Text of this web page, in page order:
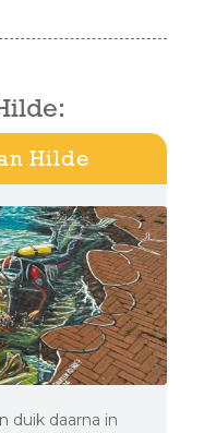
Hilde
duik daarna in